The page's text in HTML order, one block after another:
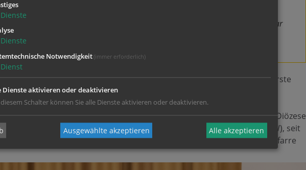
sind das Handeln für die Schöpfung, die Friedens- und damit untrennbar
Frauen in Kirche und Gesellschaft zu positionieren, hatte für sie oberste
Pernsteiner lange Zeit Bankangestellte, 2005 wechselte sie in die Diözese
Verwaltung tätig (z.B. in der Projekt- und Öffentlichkeitsarbeit im KBW), seit
Mit September 2025 wird sie Pastoralvorständin in der designierten Pfarre
Dienste
Dienste
Notwendigkeit (immer erforderlich)
Dienst
Dienste aktivieren oder deaktivieren
Schalter können Sie alle Dienste aktivieren oder deaktivieren.
Ausgewählte akzeptieren Alle akzeptieren